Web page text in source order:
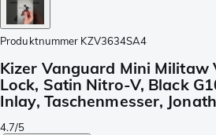
Produktnummer KZV3634SA4
Kizer Vanguard Mini Militaw
Lock, Satin Nitro-V, Black
Inlay, Taschenmesser,
4.7/5